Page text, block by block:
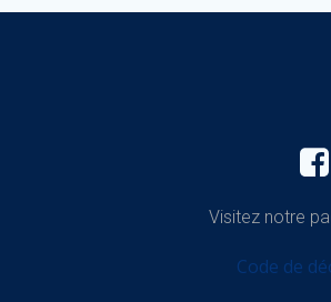
Visitez notre
Code de